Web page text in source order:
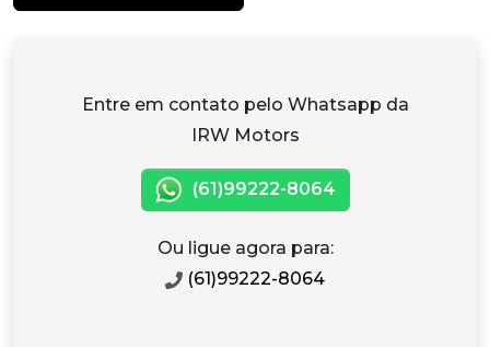
Entre em contato pelo Whatsapp da
IRW Motors
(61)99222-8064
Ou ligue agora para:
(61)99222-8064